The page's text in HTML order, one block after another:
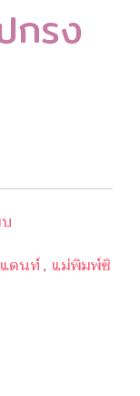
กรง
ดนท์ , แม่พิมพ์ซิ